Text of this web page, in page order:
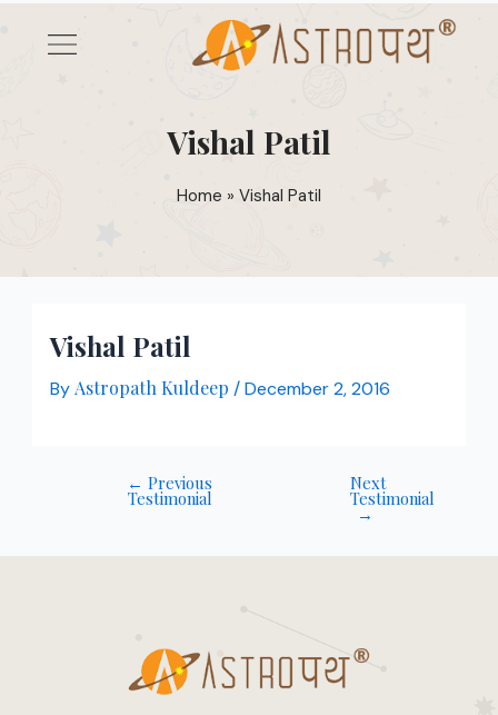
Menu
Vishal Patil
Home » Vishal Patil
Vishal Patil
By Astropath Kuldeep /December 2, 2016
← Previous
Testimonial
Next
Testimonial
→